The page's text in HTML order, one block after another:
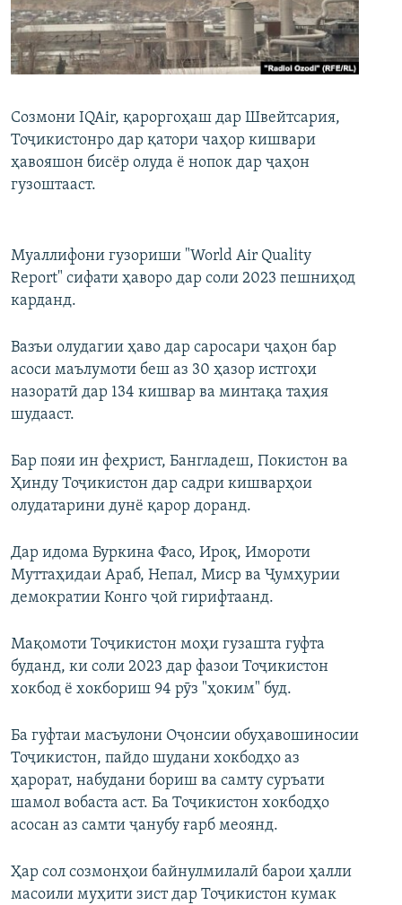
ГУЗОРИШҲОИ РАДИОӢ
Русский
Cозмони IQAir, қароргоҳаш дар Швейтсария,
Тоҷикистонро дар қатори чаҳор кишвари
ҳавояшон бисёр олуда ё нопок дар ҷаҳон
гузоштааст.
Муаллифони гузориши "World Air Quality
Report" сифати ҳаворо дар соли 2023 пешниҳод
карданд.
Вазъи олудагии ҳаво дар саросари ҷаҳон бар
асоси маълумоти беш аз 30 ҳазор истгоҳи
назоратӣ дар 134 кишвар ва минтақа таҳия
шудааст.
Бар пояи ин феҳрист, Бангладеш, Покистон ва
Ҳинду Тоҷикистон дар садри кишварҳои
олудатарини дунё қарор доранд.
Дар идома Буркина Фасо, Ироқ, Имороти
Муттаҳидаи Араб, Непал, Миср ва Ҷумҳурии
демократии Конго ҷой гирифтаанд.
Мақомоти Тоҷикистон моҳи гузашта гуфта
буданд, ки соли 2023 дар фазои Тоҷикистон
хокбод ё хокбориш 94 рӯз "ҳоким" буд.
Ба гуфтаи масъулони Оҷонсии обуҳавошиносии
Тоҷикистон, пайдо шудани хокбодҳо аз
ҳарорат, набудани бориш ва самту суръати
шамол вобаста аст. Ба Тоҷикистон хокбодҳо
асосан аз самти ҷанубу ғарб меоянд.
Ҳар сол созмонҳои байнулмилалӣ барои ҳалли
масоили муҳити зист дар Тоҷикистон кумак